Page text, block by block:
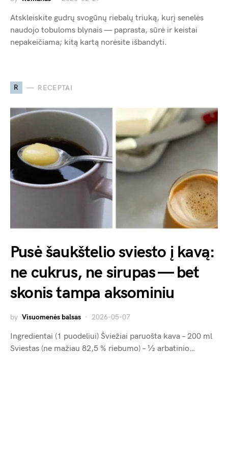
Atskleiskite gudrų svogūnų riebalų triuką, kurį senelės
naudojo tobuloms blynais — paprasta, sūrė ir keistai
nepakeičiama; kitą kartą norėsite išbandyti.
R RECEPTAI
Pusė šaukštelio sviesto į kavą:
ne cukrus, ne sirupas — bet
skonis tampa aksominiu
by Visuomenės balsas 2026-05-07
Ingredientai (1 puodeliui) Šviežiai paruošta kava – 200 ml
Sviestas (ne mažiau 82,5 % riebumo) – ½ arbatinio…